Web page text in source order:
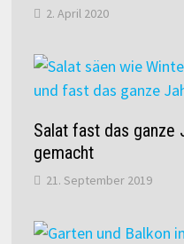
2. April 2020
Salat fast das ganze
gemacht
21. September 2019